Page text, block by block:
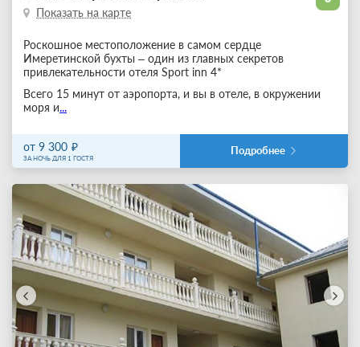
Показать на карте
Роскошное местоположение в самом сердце
Имеретинской бухты – один из главных секретов
привлекательности отеля Sport inn 4*
Всего 15 минут от аэропорта, и вы в отеле, в окружении
моря и...
от 9 300
ЗА НОЧЬ ДЛЯ 1 ГОСТЯ
Подробнее